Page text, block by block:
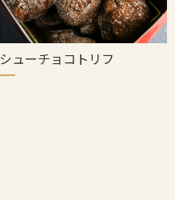
シューチョコトリフ